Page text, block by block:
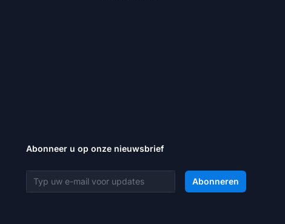
Abonneer u op onze nieuwsbrief
E-mailadres Abonneren